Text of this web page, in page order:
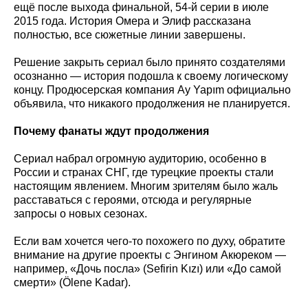
ещё после выхода финальной, 54-й серии в июле
2015 года. История Омера и Элиф рассказана
полностью, все сюжетные линии завершены.
Решение закрыть сериал было принято создателями
осознанно — история подошла к своему логическому
концу. Продюсерская компания Ay Yapım официально
объявила, что никакого продолжения не планируется.
Почему фанаты ждут продолжения
Сериал набрал огромную аудиторию, особенно в
России и странах СНГ, где турецкие проекты стали
настоящим явлением. Многим зрителям было жаль
расставаться с героями, отсюда и регулярные
запросы о новых сезонах.
Если вам хочется чего-то похожего по духу, обратите
внимание на другие проекты с Энгином Акюреком —
например, «Дочь посла» (Sefirin Kızı) или «До самой
смерти» (Ölene Kadar).